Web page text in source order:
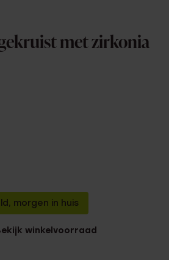
met zirkonia
morgen in huis
winkelvoorraad